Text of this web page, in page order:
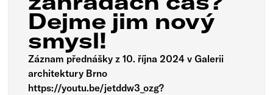
Dejme jim nový
smysl!
Záznam přednášky z 10. října 2024 v Galerii
architektury Brno
https://youtu.be/jetddw3_ozg?